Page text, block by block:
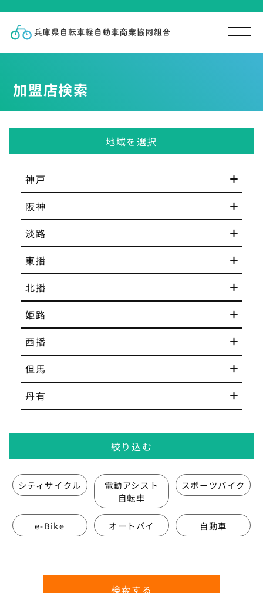
加盟店検索
地域を選択
神戸
阪神
淡路
東播
北播
姫路
西播
但馬
丹有
絞り込む
シティ サイクル 電動アシスト
自転車
スポーツバイク
e-Bike オートバイ 自動車